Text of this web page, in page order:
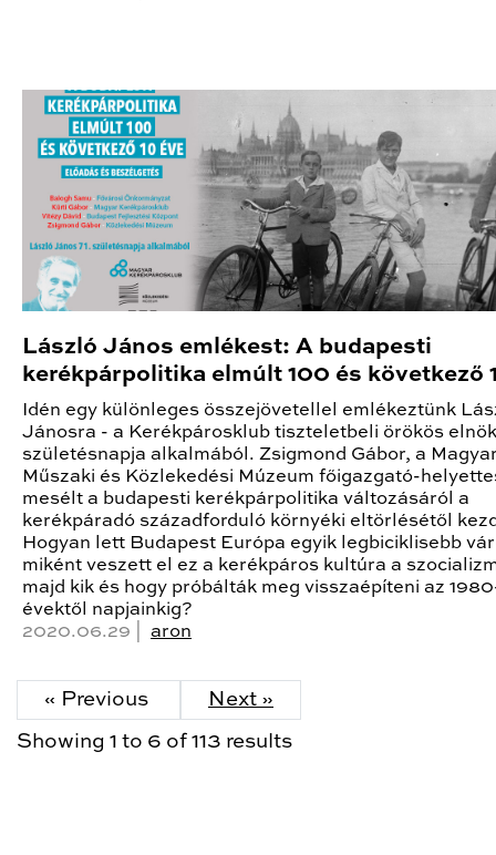
László János emlékest: A budapesti
kerékpárpolitika elmúlt 100 és következő
Idén egy különleges összejövetellel emlékeztünk
Jánosra - a Kerékpárosklub tiszteletbeli örökös
születésnapja alkalmából. Zsigmond Gábor, a
Műszaki és Közlekedési Múzeum főigazgató-
mesélt a budapesti kerékpárpolitika változásáról a
kerékpáradó századforduló környéki eltörlésétől
Hogyan lett Budapest Európa egyik legbiciklisebb
miként veszett el ez a kerékpáros kultúra a
majd kik és hogy próbálták meg visszaépíteni az
évektől napjainkig?
2020.06.29 | aron
« Previous Next »
Showing 1 to 6 of 113 results